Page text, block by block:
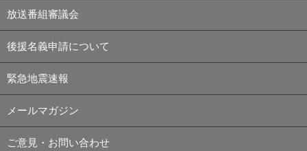
放送番組審議会
後援名義申請について
緊急地震速報
メールマガジン
ご意見・お問い合わせ